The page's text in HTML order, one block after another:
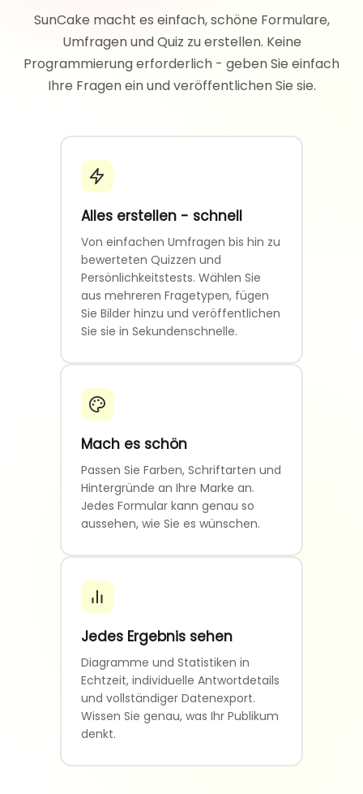
SunCake macht es einfach, schöne Formulare,
Umfragen und Quiz zu erstellen. Keine
Programmierung erforderlich - geben Sie einfach
Ihre Fragen ein und veröffentlichen Sie sie.
Alles erstellen - schnell
Von einfachen Umfragen bis hin zu
bewerteten Quizzen und
Persönlichkeitstests. Wählen Sie
aus mehreren Fragetypen, fügen
Sie Bilder hinzu und veröffentlichen
Sie sie in Sekundenschnelle.
Mach es schön
Passen Sie Farben, Schriftarten und
Hintergründe an Ihre Marke an.
Jedes Formular kann genau so
aussehen, wie Sie es wünschen.
Jedes Ergebnis sehen
Diagramme und Statistiken in
Echtzeit, individuelle Antwortdetails
und vollständiger Datenexport.
Wissen Sie genau, was Ihr Publikum
denkt.